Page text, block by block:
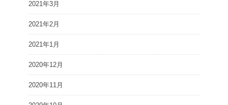
2021年3月
2021年2月
2021年1月
2020年12月
2020年11月